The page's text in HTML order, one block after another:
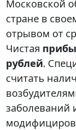
Московской
стране в
отрывом от
Чистая
рублей.
считать
заболеваний